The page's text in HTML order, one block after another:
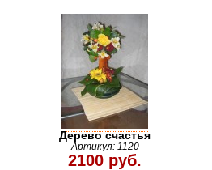
Дерево счастья
Артикул: 1120
2100 руб.